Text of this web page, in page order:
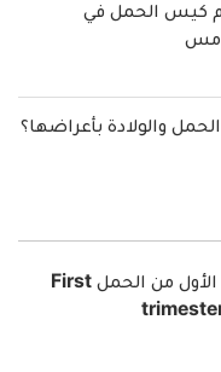
كيس الحمل في
والولادة بأعراضها؟
فحص الثلث الأول من الحمل First